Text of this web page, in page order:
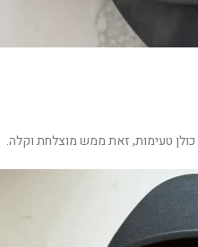
טעימות, זאת ממש מוצלחת וקלה.